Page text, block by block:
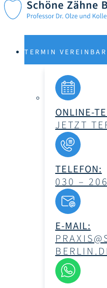
TERMIN
ONLINE-
JETZT
TELEFON:
030 –
E-MAIL: